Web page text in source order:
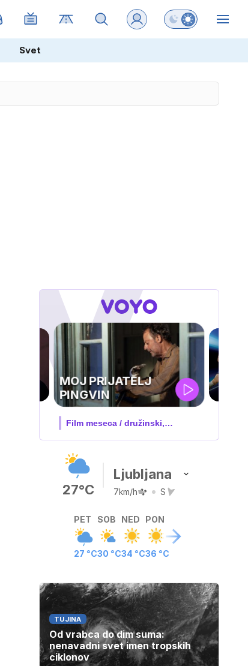
Preklopi barvni
Svet
UEFA
SUPERPOKAL
V živo na VOYO: sreda ob 20.30
27°C
Ljubljana
7km/h S
PET
27 °C
SOB
30 °C
NED
34 °C
PON
36 °C
TUJINA
Od vrabca do dim suma:
nenavadni svet imen tropskih
ciklonov